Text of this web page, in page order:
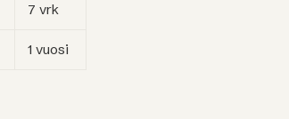
7 vrk
1 vuosi